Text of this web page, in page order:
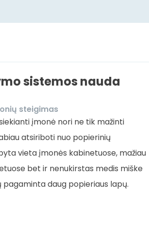
sistemos nauda
steigimas
įmonė nori ne tik mažinti
atsiriboti nuo popierinių
vieta įmonės kabinetuose, mažiau
bet ir nenukirstas medis miške
daug popieriaus lapų.